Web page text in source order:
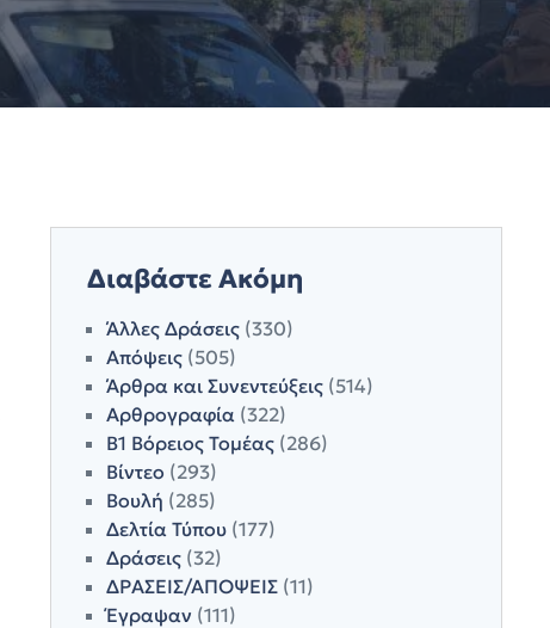
Διαβάστε Ακόμη
Άλλες Δράσεις(330)
Απόψεις(505)
Άρθρα και Συνεντεύξεις(514)
Αρθρογραφία(322)
Β1 Βόρειος Τομέας(286)
Βίντεο (293)
Βουλή (285)
Δελτία Τύπου(177)
Δράσεις(32)
ΔΡΑΣΕΙΣ/ΑΠΟΨΕΙΣ(11)
Έγραψαν (111)